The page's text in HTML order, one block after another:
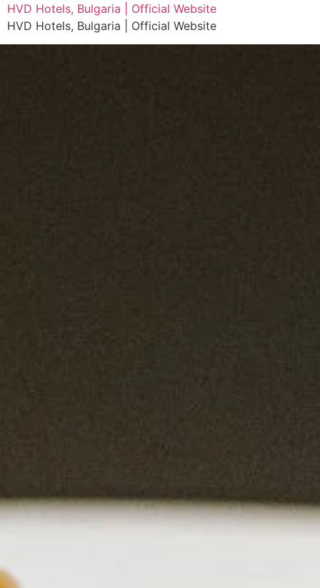
HVD Hotels, Bulgaria | Official Website
HVD Hotels, Bulgaria | Official Website